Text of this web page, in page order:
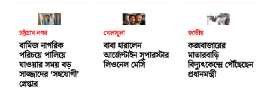
চট্টগ্রাম নগর
বার্মিজ নাগরিক
পরিচয়ে পালিয়ে
যাওয়ার সময় বড়
সাজ্জাদের ‘সহযোগী’
গ্রেপ্তার
খেলাধুলা
বাবা হারালেন
আর্জেন্টাইন সুপারস্টার
লিওনেল মেসি
জাতীয়
কক্সবাজারের
মাতারবাড়ি
বিদ্যুৎকেন্দ্রে পৌঁছেছেন
প্রধানমন্ত্রী